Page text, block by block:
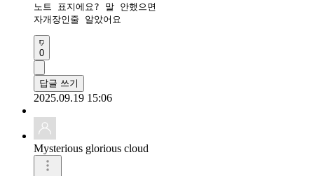
노트 표지에요? 말 안했으면
자개장인줄 알았어요
0
답글 쓰기
2025.09.19 15:06
Mysterious glorious cloud